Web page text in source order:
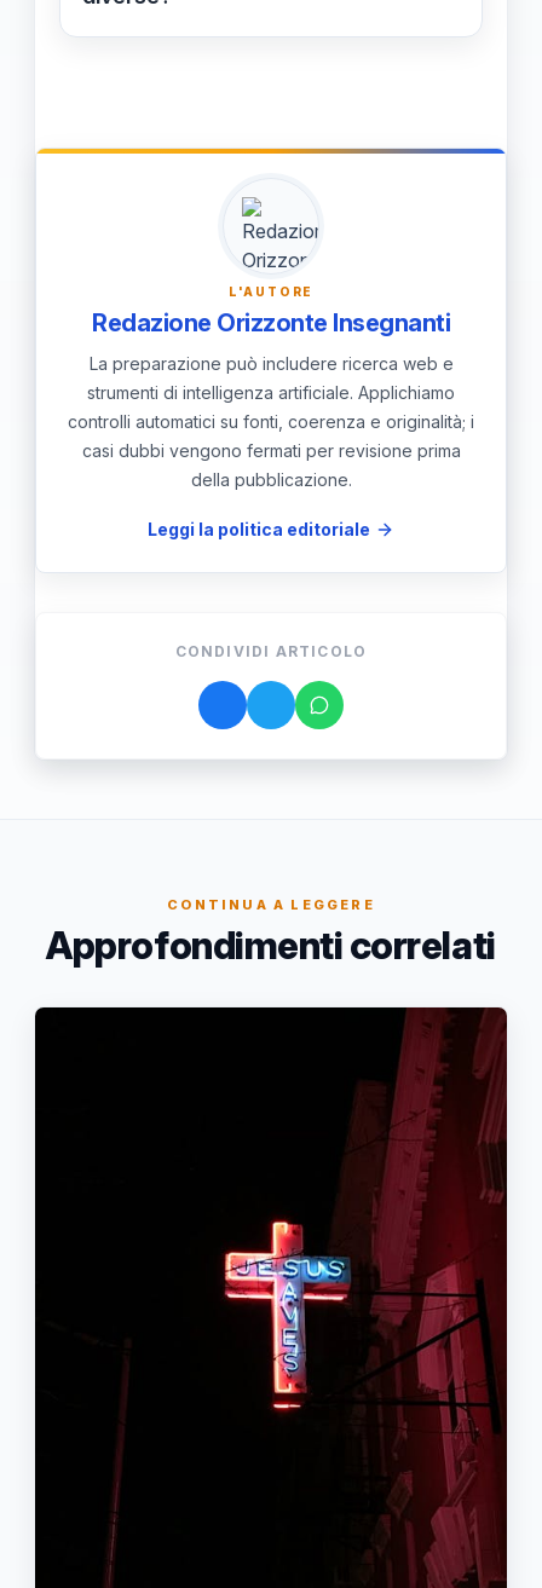
Wojtyla ha contribuito alla
incontri e dichiarazioni comuni,
cercando di costruire ponti e
abbattere i muri del pregiudizio e della
L'AUTORE
Redazione Orizzonte Insegnanti
La preparazione può includere ricerca web e
strumenti di intelligenza artificiale. Applichiamo
controlli automatici su fonti, coerenza e originalità; i
casi dubbi vengono fermati per revisione prima
della pubblicazione.
Leggi la politica editoriale
CONDIVIDI ARTICOLO
CONTINUA A LEGGERE
Approfondimenti correlati